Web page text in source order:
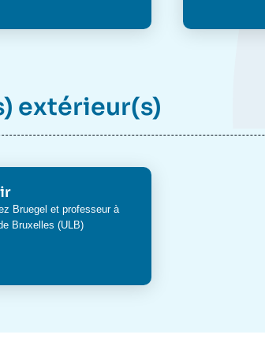
extérieur(s)
Bruegel et professeur à
Bruxelles (ULB)